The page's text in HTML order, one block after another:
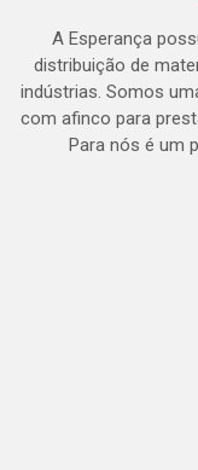
A Esperança
distribuição de
indústrias. Somos
com afinco para
Para nós é um